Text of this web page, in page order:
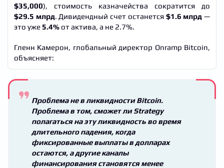
$35,000), стоимость казначейства сократится до
$29.5 млрд. Дивидендный счет останется $1.6 млрд —
это уже 5.4%от актива, а не 2.7%.
Гленн Камерон, глобальный директор Onramp Bitcoin,
объясняет:
Проблема не в ликвидности Bitcoin.
Проблема в том, сможет ли Strategy
полагаться на эту ликвидность во время
длительного падения, когда
фиксированные выплаты в долларах
остаются, а другие каналы
финансирования становятся менее